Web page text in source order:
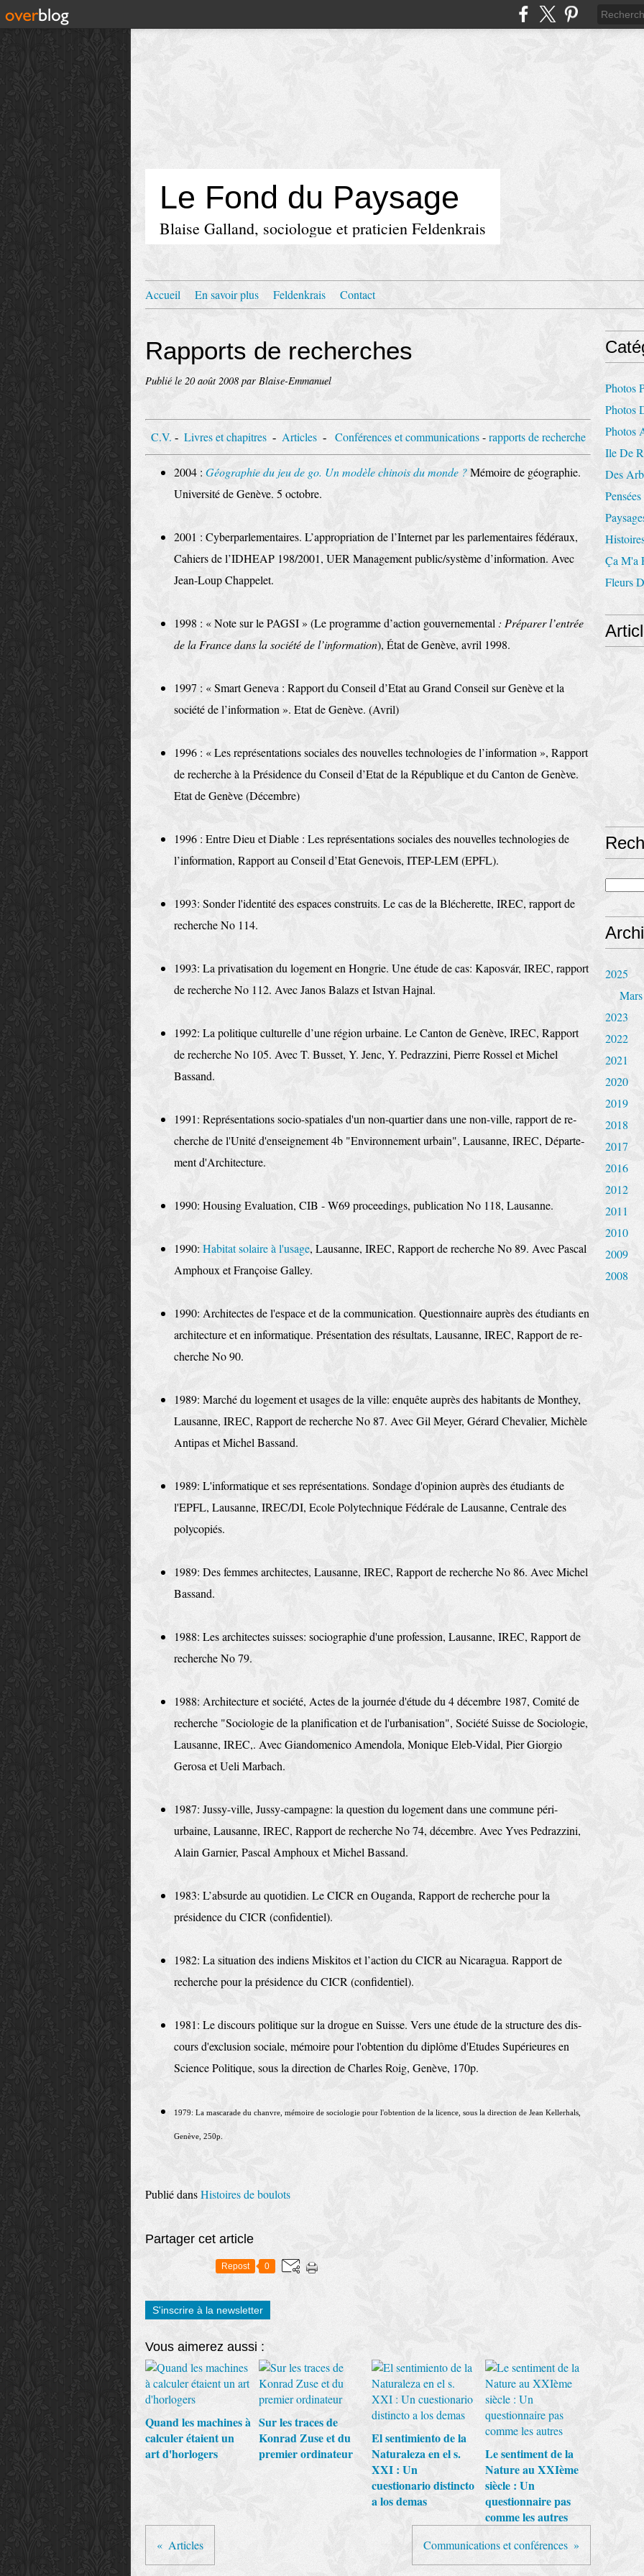
Le Fond du Paysage
Blaise Galland, sociologue et praticien Feldenkrais
Accueil En savoir plus Feldenkrais Contact
Rapports de recherches
Publié le 20 août 2008 par Blaise-Emmanuel
C.V. - Livres et chapitres- Articles- Conférences et communications-rapports de recherche
2004 : Géographie du jeu de go. Un modèle chinois du monde ?Mémoire de géographie.
Université de Genève. 5 octobre.
2001 : Cyberparlementaires. L’appropriation de l’Internet par les parlementaires fédéraux,
Cahiers de l’IDHEAP 198/2001, UER Management public/système d’information. Avec
Jean-Loup Chappelet.
1998 : « Note sur le PAGSI » (Le programme d’action gouvernemental : Préparer l’entrée
de la France dans la société de l’information), État de Genève, avril 1998.
1997 : « Smart Geneva : Rapport du Conseil d’Etat au Grand Conseil sur Genève et la
société de l’information ». Etat de Genève. (Avril)
1996 : « Les représentations sociales des nouvelles technologies de l’information », Rapport
de recherche à la Présidence du Conseil d’Etat de la République et du Canton de Genève.
Etat de Genève (Décembre)
1996 : Entre Dieu et Diable : Les représenta­tions sociales des nouvelles technologies de
l’information, Rapport au Conseil d’Etat Genevois, ITEP-LEM (EPFL).
1993: Sonder l'identité des espaces construits. Le cas de la Blécherette, IREC, rapport de
recher­che No 114.
1993: La privatisation du logement en Hongrie. Une étude de cas: Kaposvár, IREC, rapport
de re­cherche No 112. Avec Janos Balazs et Istvan Hajnal.
1992: La politique culturelle d’une région ur­baine. Le Canton de Genève, IREC, Rapport
de re­cherche No 105. Avec T. Busset, Y. Jenc, Y. Pedrazzini, Pierre Rossel et Michel
Bassand.
1991: Représentations socio-spatiales d'un non-quartier dans une non-ville, rapport de re­
cherche de l'Unité d'enseignement 4b "Environnement ur­bain", Lausanne, IREC, Départe­
ment d'Architec­ture.
1990: Housing Evaluation, CIB - W69 procee­dings, publication No 118, Lausanne.
1990: Habitat solaire à l'usage, Lausanne, IREC, Rapport de recherche No 89. Avec Pascal
Amphoux et Françoise Galley.
1990: Architectes de l'espace et de la communi­cation. Questionnaire auprès des étudiants en
ar­chitecture et en informatique. Présentation des ré­sultats, Lausanne, IREC, Rapport de re­
cherche No 90.
1989: Marché du logement et usages de la ville: enquête auprès des habitants de Monthey,
Lau­sanne, IREC, Rapport de recherche No 87. Avec Gil Meyer, Gérard Cheva­lier, Michèle
Antipas et Mi­chel Bassand.
1989: L'informatique et ses représentations. Sondage d'opinion auprès des étudiants de
l'EPFL, Lausanne, IREC/DI, Ecole Poly­technique Fédérale de Lausanne, Centrale des
poly­copiés.
1989: Des femmes architectes, Lausanne, IREC, Rapport de re­cherche No 86. Avec Michel
Bassand.
1988: Les architectes suisses: sociographie d'une profession, Lausanne, IREC, Rapport de
re­cherche No 79.
1988: Architecture et société, Actes de la jour­née d'étude du 4 décembre 1987, Comité de
re­cherche "Sociologie de la planification et de l'urba­nisation", Société Suisse de Sociolo­gie,
Lausanne, IREC,. Avec Giandomenico Amendola, Monique Eleb-Vidal, Pier Giorgio
Gerosa et Ueli Marbach.
1987: Jussy-ville, Jussy-campagne: la question du logement dans une commune péri-
urbaine, Lau­sanne, IREC, Rapport de recher­che No 74, dé­cembre. Avec Yves Pedrazzini,
Alain Garnier, Pascal Amphoux et Michel Bassand.
1983: L’absurde au quotidien. Le CICR en Ou­ganda, Rapport de recherche pour la
présidence du CICR (confidentiel).
1982: La situation des indiens Miskitos et l’action du CICR au Nicaragua. Rapport de
recher­che pour la présidence du CICR (confidentiel).
1981: Le discours politique sur la drogue en Suisse. Vers une étude de la structure des dis­
cours d'exclusion sociale, mémoire pour l'obtention du di­plôme d'Etudes Supérieures en
Science Politique, sous la direction de Charles Roig, Genève, 170p.
1979: La mascarade du chanvre, mémoire de sociologie pour l'obtention de la licence, sous la di­rection de Jean Kellerhals,
Genève, 250p.
Publié dansHistoires de boulots
Partager cet article
Repost 0
S'inscrire à la newsletter
Vous aimerez aussi :
Quand les machines à
calculer étaient un
art d'horlogers
Sur les traces de
Konrad Zuse et du
premier ordinateur
El sentimiento de la
Naturaleza en el s.
XXI : Un
cuestionario distincto
a los demas
Le sentiment de la
Nature au XXIème
siècle : Un
questionnaire pas
comme les autres
Articles Communications et conférences
Photos
Photos
Photos
Ile De
Des
Ça M'a
Fleurs
2025
Mars
2023
2022
2021
2020
2019
2018
2017
2016
2012
2011
2010
2009
2008